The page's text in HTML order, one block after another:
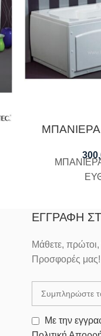
ΜΠΑΝΙΕΡΑ
ΕΓΓΡΑΦΉ
Μάθετε, πρώτοι,
Προσφορές μας!
Με την